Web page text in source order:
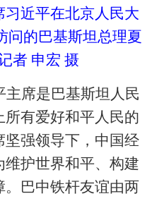
习近平在北京人民大
问的巴基斯坦总理夏
者 申宏 摄
主席是巴基斯坦人民
有爱好和平人民的
强领导下，中国经
护世界和平、构建
巴中铁杆友谊由两